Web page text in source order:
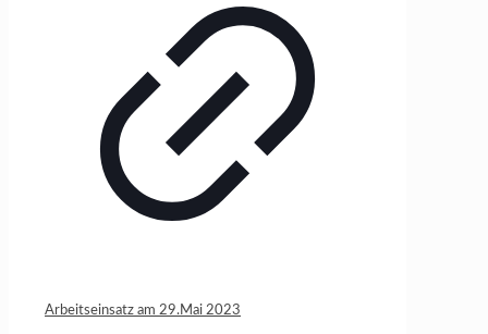
Arbeitseinsatz am 29.Mai 2023